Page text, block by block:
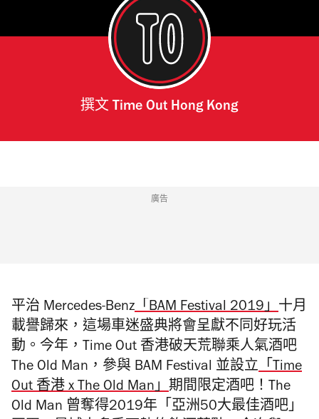
撰文 Time Out Hong Kong
廣告
平治 Mercedes-Benz「BAM Festival 2019」十月
載譽歸來，這場車迷盛典將會呈獻不同好玩活
動。今年，Time Out 香港破天荒聯乘人氣酒吧
The Old Man，參與 BAM Festival 並設立「Time
Out 香港 x The Old Man」期間限定酒吧！The
Old Man 曾奪得2019年「亞洲50大最佳酒吧」